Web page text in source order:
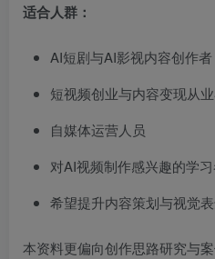
适合人群：
AI短剧与AI影视内容创作者
短视频创业与内容变现从
自媒体运营人员
对AI视频制作感兴趣的学
希望提升内容策划与视觉
本资料更偏向创作思路研究与